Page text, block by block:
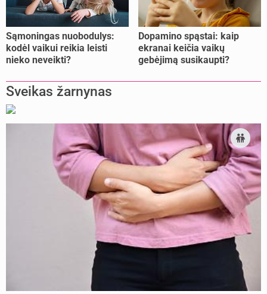
Sąmoningas nuobodulys:
kodėl vaikui reikia leisti
nieko neveikti?
Dopamino spąstai: kaip
ekranai keičia vaikų
gebėjimą susikaupti?
Sveikas žarnynas